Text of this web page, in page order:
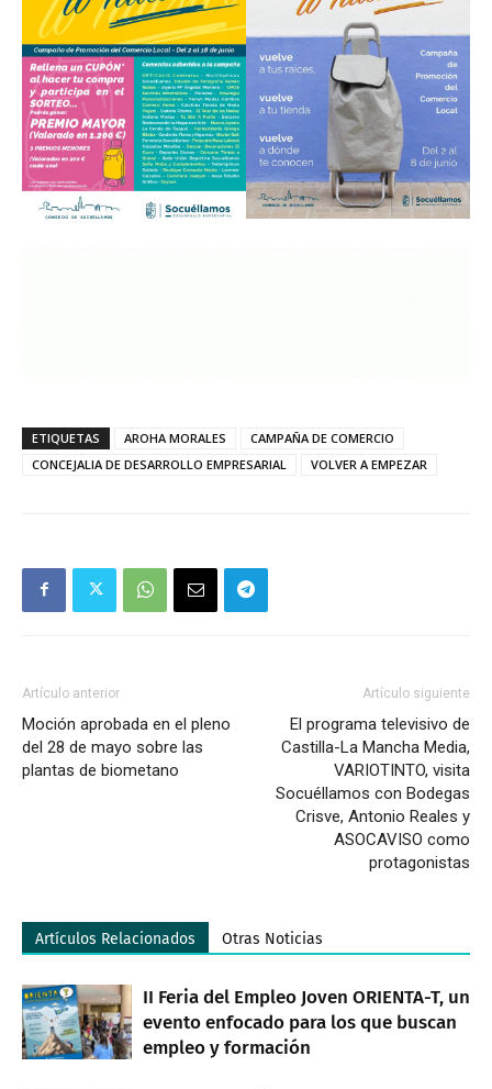
ETIQUETAS AROHA MORALES
CAMPAÑA DE COMERCIO
CONCEJALIA DE DESARROLLO EMPRESARIAL
VOLVER A EMPEZAR
Artículo anterior
Moción aprobada en el pleno
del 28 de mayo sobre las
plantas de biometano
Artículo siguiente
El programa televisivo de
Castilla-La Mancha Media,
VARIOTINTO, visita
Socuéllamos con Bodegas
Crisve, Antonio Reales y
ASOCAVISO como
protagonistas
Artículos Relacionados Otras Noticias
II Feria del Empleo Joven ORIENTA-T, un
evento enfocado para los que buscan
empleo y formación